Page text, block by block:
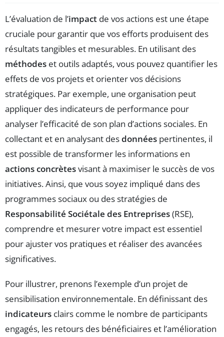
L’évaluation de l’impact de vos actions est une étape
cruciale pour garantir que vos efforts produisent des
résultats tangibles et mesurables. En utilisant des
méthodes et outils adaptés, vous pouvez quantifier les
effets de vos projets et orienter vos décisions
stratégiques. Par exemple, une organisation peut
appliquer des indicateurs de performance pour
analyser l’efficacité de son plan d’actions sociales. En
collectant et en analysant desdonnées pertinentes, il
est possible de transformer les informations en
actions concrètesvisant à maximiser le succès de vos
initiatives. Ainsi, que vous soyez impliqué dans des
programmes sociaux ou des stratégies de
Responsabilité Sociétale des Entreprises(RSE),
comprendre et mesurer votre impact est essentiel
pour ajuster vos pratiques et réaliser des avancées
significatives.
Pour illustrer, prenons l’exemple d’un projet de
sensibilisation environnementale. En définissant des
indicateurs clairs comme le nombre de participants
engagés, les retours des bénéficiaires et l’amélioration